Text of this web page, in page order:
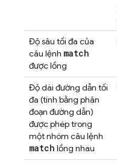
Độ sâu tối đa của
câu lệnh match
được lồng
Độ dài đường dẫn tối
đa (tính bằng phân
đoạn đường dẫn)
được phép trong
một nhóm câu lệnh
match lồng nhau